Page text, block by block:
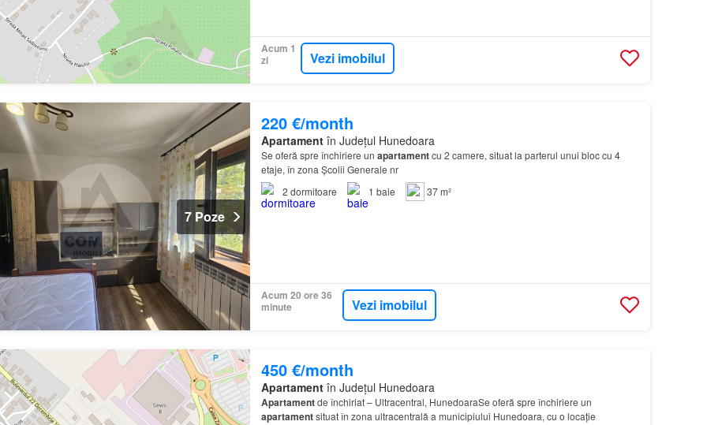
Acum 1
zi
Vezi imobilul
7 Poze
220 €/month
Apartamentîn Județul Hunedoara
Se oferă spre închiriere un apartamentcu 2 camere, situat la parterul unui bloc cu 4
etaje, în zona Școlii Generale nr
2 dormitoare 1 baie 37 m²
Acum 20 ore 36
minute
Vezi imobilul
450 €/month
Apartamentîn Județul Hunedoara
Apartamentde închiriat – Ultracentral, HunedoaraSe oferă spre închiriere un
apartamentsituat în zona ultracentrală a municipiului Hunedoara, cu o locație